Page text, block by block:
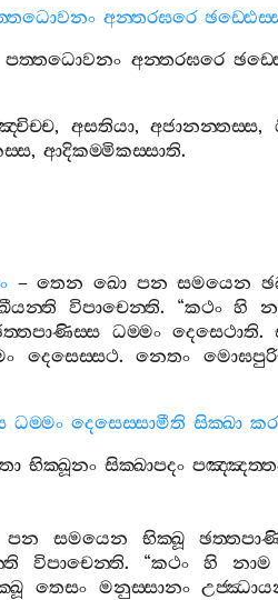
අන‍්තරඝරෙ
පත‍්තධොවනං අන‍්තරඝරෙ
, අසතියා,අජානන‍්තස‍්ස,
, ආදිකම‍්මිකස‍්සාති.
–තෙන ඛො පන සමයෙන
විපාචෙන‍්ති. “කථං හි
ධම‍්මං දෙසෙථාති.
දෙසෙස‍්සථ.නෙතං
ධම‍්මං දෙසෙස‍්සාමීති සික‍්ඛා
භික‍්ඛූනං සික‍්ඛාපදං
පන සමයෙන භික‍්ඛූ
විපාචෙන‍්ති. “කථං හි නාම
තෙසං මනුස‍්සානං